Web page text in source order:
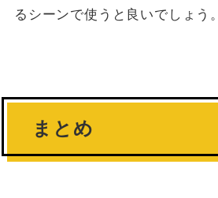
るシーンで使うと良いでしょう。
まとめ